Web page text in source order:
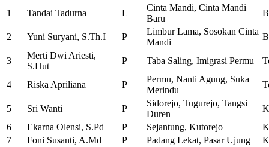
1
Tandai Tadurna L
Cinta Mandi, Cinta Mandi
Baru
2 Yuni Suryani, S.Th.I P
Limbur Lama, Sosokan Cinta
Mandi
3
Merti Dwi Ariesti,
S.Hut
P Taba Saling, Imigrasi Permu
4 Riska Apriliana P
Permu, Nanti Agung, Suka
Merindu
5 Sri Wanti P
Sidorejo, Tugurejo, Tangsi
Duren
6
Ekarna Olensi, S.Pd P Sejantung, Kutorejo
7
Foni Susanti, A.Md P Padang Lekat, Pasar Ujung